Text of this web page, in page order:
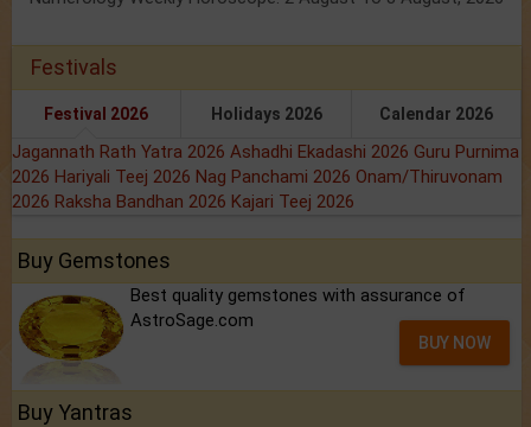
Festivals
Festival 2026 Holidays 2026 Calendar 2026
Jagannath Rath Yatra 2026 Ashadhi Ekadashi 2026 Guru Purnima
2026 Hariyali Teej 2026 Nag Panchami 2026 Onam/Thiruvonam
2026 Raksha Bandhan 2026 Kajari Teej 2026
Buy Gemstones
Best quality gemstones with assurance of
AstroSage.com
BUY NOW
Buy Yantras